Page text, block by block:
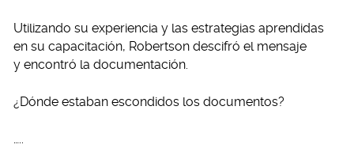
Utilizando su experiencia y las estrategias aprendidas
en su capacitación, Robertson descifró el mensaje
y encontró la documentación.
¿Dónde estaban escondidos los documentos?
…..